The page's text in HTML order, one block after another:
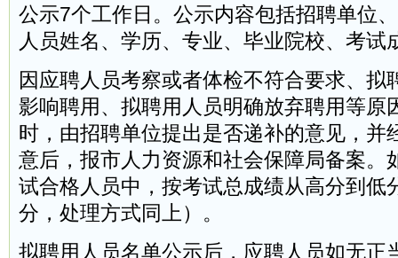
公示7个工作日。公示内容包括招聘单位
人员姓名、学历、专业、毕业院校、考试
因应聘人员考察或者体检不符合要求、拟
影响聘用、拟聘用人员明确放弃聘用等原
时，由招聘单位提出是否递补的意见，并
意后，报市人力资源和社会保障局备案。
试合格人员中，按考试总成绩从高分到低
分，处理方式同上）。
拟聘用人员名单公示后，应聘人员如无正